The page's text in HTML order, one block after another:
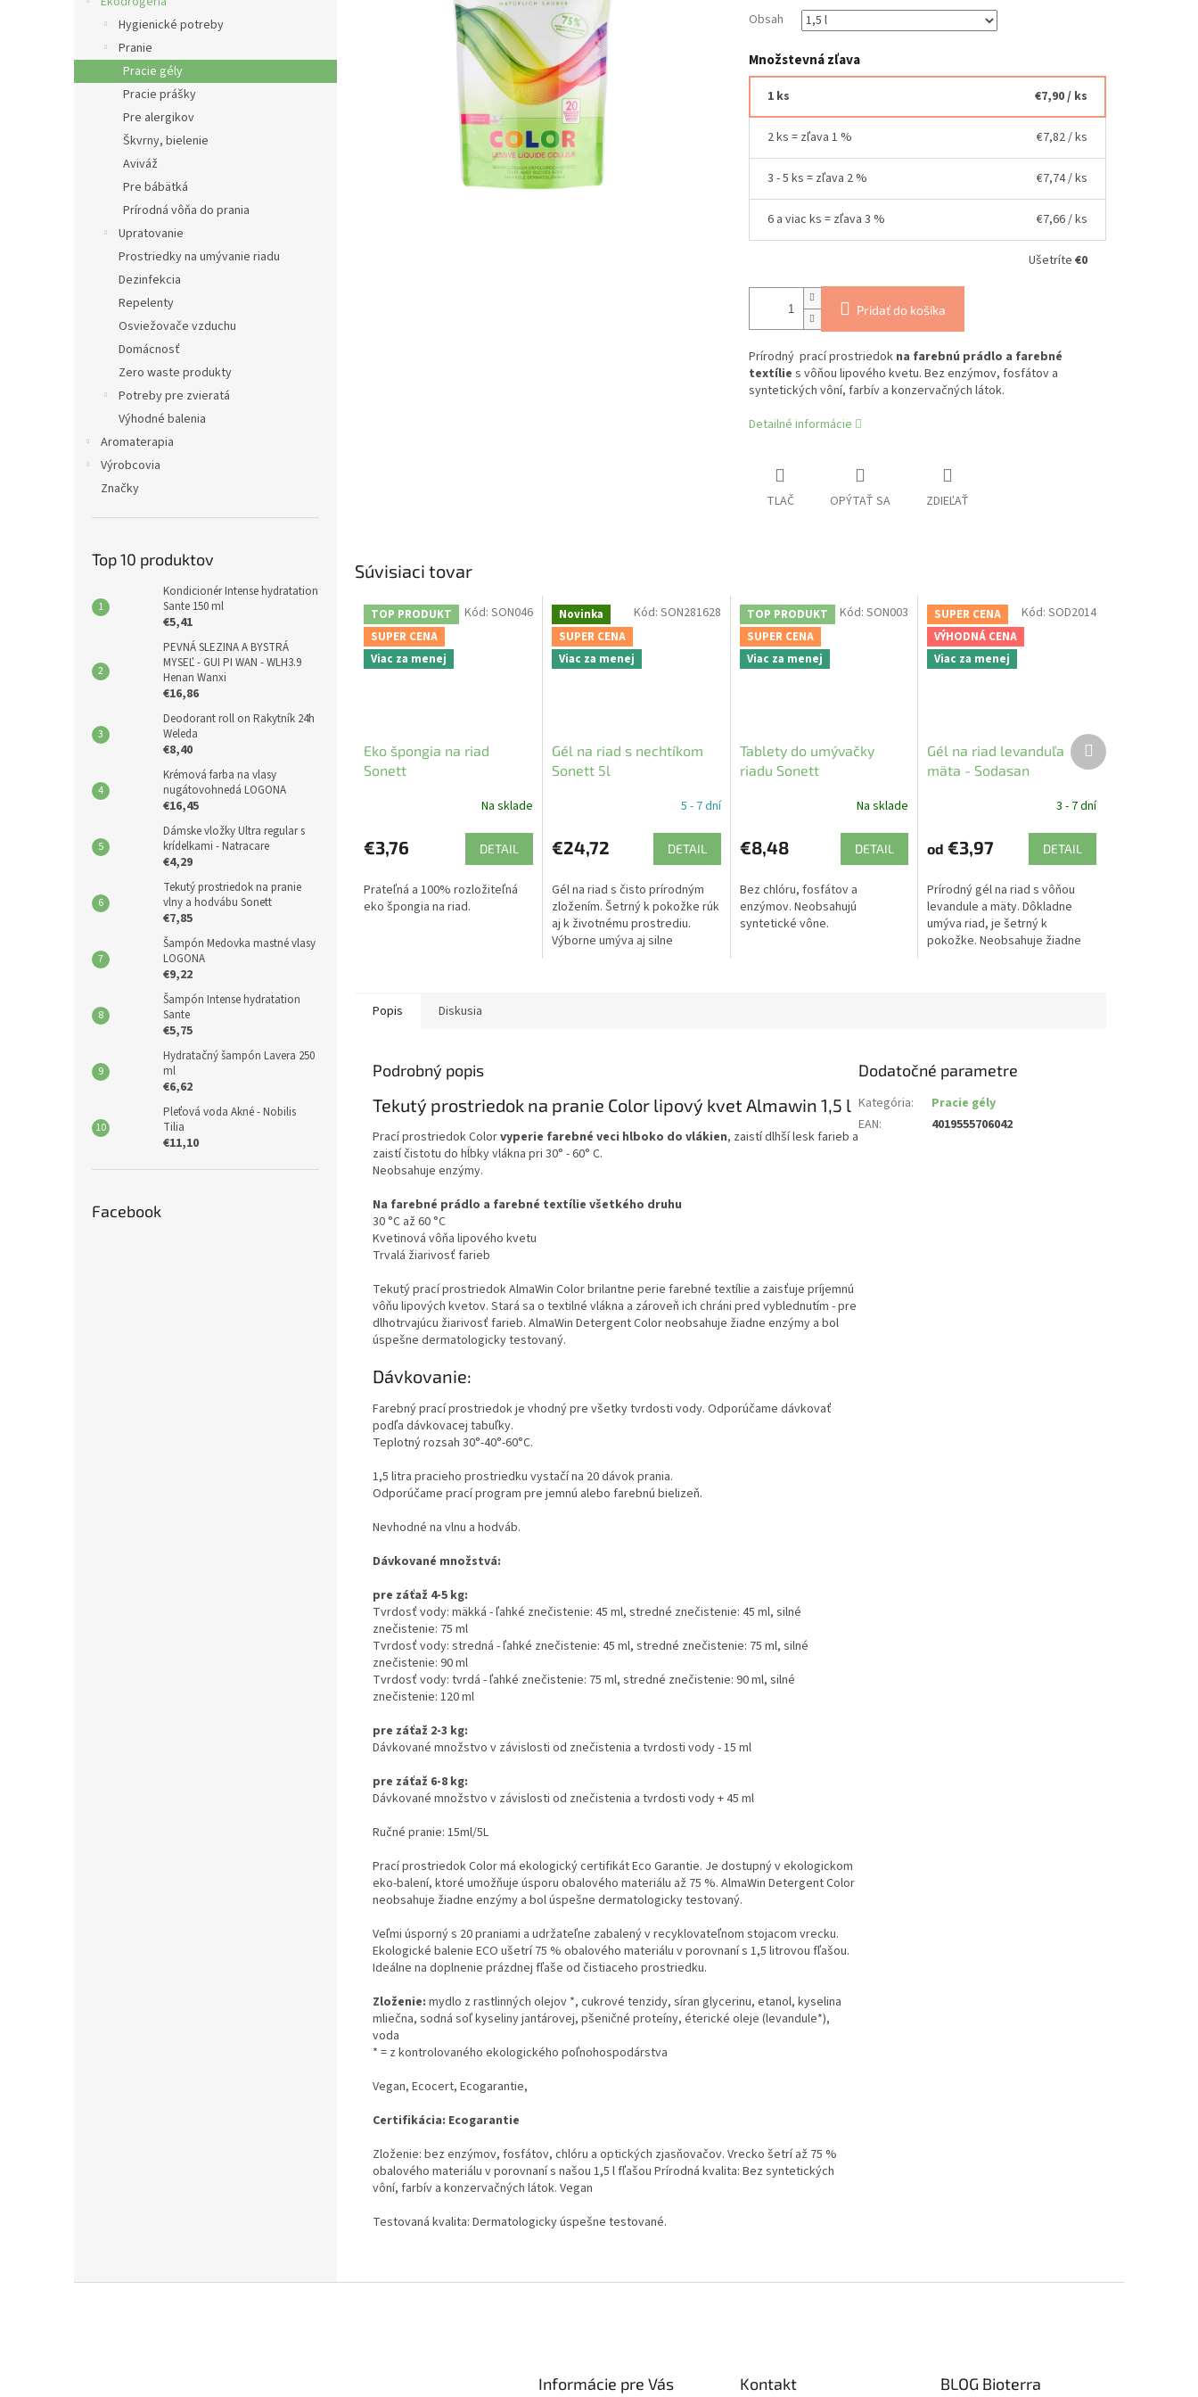
Hygienické potreby
Pranie
Pracie gély
Pracie prášky
Pre alergikov
Škvrny, bielenie
Aviváž
Pre bábätká
Prírodná vôňa do prania
Upratovanie
Prostriedky na umývanie riadu
Dezinfekcia
Repelenty
Osviežovače vzduchu
Domácnosť
Zero waste produkty
Potreby pre zvieratá
Výhodné balenia
Aromaterapia
Výrobcovia
Značky
Top 10 produktov
Kondicionér Intense hydratation
Sante 150 ml
€5,41
PEVNÁ SLEZINA A BYSTRÁ
MYSEĽ - GUI PI WAN - WLH3.9
Henan Wanxi
€16,86
Deodorant roll on Rakytník 24h
Weleda
€8,40
Krémová farba na vlasy
nugátovohnedá LOGONA
€16,45
Dámske vložky Ultra regular s
krídelkami - Natracare
€4,29
Tekutý prostriedok na pranie
vlny a hodvábu Sonett
€7,85
Šampón Medovka mastné vlasy
LOGONA
€9,22
Šampón Intense hydratation
Sante
€5,75
Hydratačný šampón Lavera 250
ml
€6,62
Pleťová voda Akné - Nobilis
Tilia
€11,10
Facebook
Obsah
Množstevná zľava
1 ks €7,90/ ks
2 ks = zľava 1 % €7,82/ ks
3 - 5 ks = zľava 2 % €7,74/ ks
6 a viac ks = zľava 3 % €7,66/ ks
Ušetríte €0
Pridať do košíka
Prírodný prací prostriedok na farebnú prádlo a farebné
textílie s vôňou lipového kvetu. Bez enzýmov, fosfátov a
syntetických vôní, farbív a konzervačných látok.
Detailné informácie
TLAČ OPÝTAŤ SA ZDIEĽAŤ
Súvisiaci tovar
TOP PRODUKT
SUPER CENA
Viac za menej
Eko špongia na riad
Sonett
Na sklade
€3,76 DETAIL
Prateľná a 100% rozložiteľná
eko špongia na riad.
Kód: SON046
Novinka
SUPER CENA
Viac za menej
Gél na riad s nechtíkom
Sonett 5l
5 - 7 dní
€24,72 DETAIL
Gél na riad s čisto prírodným
zložením. Šetrný k pokožke rúk
aj k životnému prostrediu.
Výborne umýva aj silne
Kód: SON281628
TOP PRODUKT
SUPER CENA
Viac za menej
Tablety do umývačky
riadu Sonett
Na sklade
€8,48 DETAIL
Bez chlóru, fosfátov a
enzýmov. Neobsahujú
syntetické vône.
Kód:SON003
SUPER CENA
VÝHODNÁ CENA
Viac za menej
Gél na riad levanduľa
mäta - Sodasan
3 - 7 dní
od €3,97 DETAIL
Prírodný gél na riad s vôňou
levandule a mäty. Dôkladne
umýva riad, je šetrný k
pokožke. Neobsahuje žiadne
Kód: SOD2014
Ďalší
produkt
Popis Diskusia
Podrobný popis
Tekutý prostriedok na pranie Color lipový kvet Almawin 1,5 l
Prací prostriedok Colorvyperie farebné veci hlboko do vlákien, zaistí dlhší lesk farieb a
zaistí čistotu do hĺbky vlákna pri 30° - 60° C.
Neobsahuje enzýmy.
Na farebné prádlo a farebné textílie všetkého druhu
30 °C až 60 °C
Kvetinová vôňa lipového kvetu
Trvalá žiarivosť farieb
Tekutý prací prostriedok AlmaWin Color brilantne perie farebné textílie a zaisťuje príjemnú
vôňu lipových kvetov. Stará sa o textilné vlákna a zároveň ich chráni pred vyblednutím - pre
dlhotrvajúcu žiarivosť farieb. AlmaWin Detergent Color neobsahuje žiadne enzýmy a bol
úspešne dermatologicky testovaný.
Dávkovanie:
Farebný prací prostriedok je vhodný pre všetky tvrdosti vody. Odporúčame dávkovať
podľa dávkovacej tabuľky.
Teplotný rozsah 30°-40°-60°C.
1,5 litra pracieho prostriedku vystačí na 20 dávok prania.
Odporúčame prací program pre jemnú alebo farebnú bielizeň.
Nevhodné na vlnu a hodváb.
Dávkované množstvá:
pre záťaž 4-5 kg:
Tvrdosť vody: mäkká - ľahké znečistenie: 45 ml, stredné znečistenie: 45 ml, silné
znečistenie: 75 ml
Tvrdosť vody: stredná - ľahké znečistenie: 45 ml, stredné znečistenie: 75 ml, silné
znečistenie: 90 ml
Tvrdosť vody: tvrdá - ľahké znečistenie: 75 ml, stredné znečistenie: 90 ml, silné
znečistenie: 120 ml
pre záťaž 2-3 kg:
Dávkované množstvo v závislosti od znečistenia a tvrdosti vody - 15 ml
pre záťaž 6-8 kg:
Dávkované množstvo v závislosti od znečistenia a tvrdosti vody + 45 ml
Ručné pranie: 15ml/5L
Prací prostriedok Color má ekologický certifikát Eco Garantie. Je dostupný v ekologickom
eko-balení, ktoré umožňuje úsporu obalového materiálu až 75 %. AlmaWin Detergent Color
neobsahuje žiadne enzýmy a bol úspešne dermatologicky testovaný.
Veľmi úsporný s 20 praniami a udržateľne zabalený v recyklovateľnom stojacom vrecku.
Ekologické balenie ECO ušetrí 75 % obalového materiálu v porovnaní s 1,5 litrovou fľašou.
Ideálne na doplnenie prázdnej fľaše od čistiaceho prostriedku.
Zloženie: mydlo z rastlinných olejov *, cukrové tenzidy, síran glycerinu, etanol, kyselina
mliečna, sodná soľ kyseliny jantárovej, pšeničné proteíny, éterické oleje (levandule*),
voda
* = z kontrolovaného ekologického poľnohospodárstva
Vegan, Ecocert, Ecogarantie,
Certifikácia: Ecogarantie
Zloženie: bez enzýmov, fosfátov, chlóru a optických zjasňovačov. Vrecko šetrí až 75 %
obalového materiálu v porovnaní s našou 1,5 l fľašou Prírodná kvalita: Bez syntetických
vôní, farbív a konzervačných látok. Vegan
Testovaná kvalita: Dermatologicky úspešne testované.
Dodatočné parametre
Kategória:
Pracie gély
EAN: 4019555706042
Informácie pre Vás Kontakt BLOG Bioterra